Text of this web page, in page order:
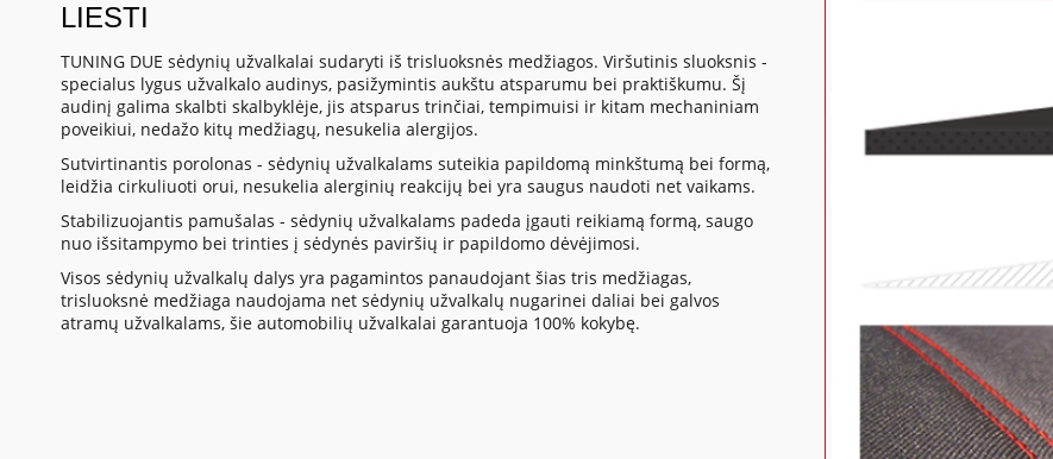
LIESTI
TUNING DUE sėdynių užvalkalai sudaryti iš trisluoksnės medžiagos. Viršutinis sluoksnis -
specialus lygus užvalkalo audinys, pasižymintis aukštu atsparumu bei praktiškumu. Šį
audinį galima skalbti skalbyklėje, jis atsparus trinčiai, tempimuisi ir kitam mechaniniam
poveikiui, nedažo kitų medžiagų, nesukelia alergijos.
Sutvirtinantis porolonas - sėdynių užvalkalams suteikia papildomą minkštumą bei formą,
leidžia cirkuliuoti orui, nesukelia alerginių reakcijų bei yra saugus naudoti net vaikams.
Stabilizuojantis pamušalas - sėdynių užvalkalams padeda įgauti reikiamą formą, saugo
nuo išsitampymo bei trinties į sėdynės paviršių ir papildomo dėvėjimosi.
Visos sėdynių užvalkalų dalys yra pagamintos panaudojant šias tris medžiagas,
trisluoksnė medžiaga naudojama net sėdynių užvalkalų nugarinei daliai bei galvos
atramų užvalkalams, šie automobilių užvalkalai garantuoja 100% kokybę.